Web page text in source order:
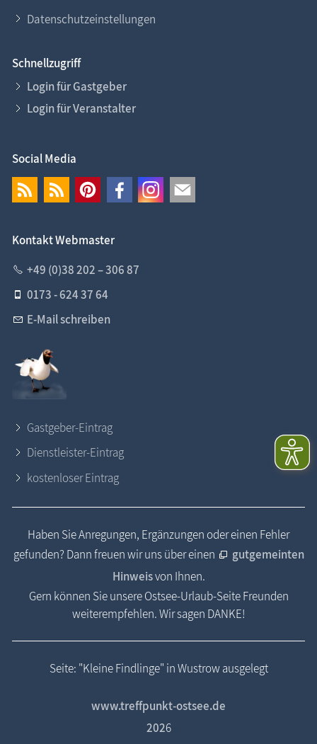
Datenschutzeinstellungen
Schnellzugriff
Login für Gastgeber
Login für Veranstalter
Social Media
Kontakt Webmaster
+49 (0)38 202 – 306 87
0173 - 624 37 64
E-Mail schreiben
Gastgeber-Eintrag
Dienstleister-Eintrag
kostenloser Eintrag
Haben Sie Anregungen, Ergänzungen oder einen Fehler
gefunden? Dann freuen wir uns über einen
gutgemeinten
Hinweisvon Ihnen.
Gern können Sie unsere Ostsee-Urlaub-Seite Freunden
weiterempfehlen. Wir sagen DANKE!
Seite: "Kleine Findlinge" in Wustrow ausgelegt
www.treffpunkt-ostsee.de
2026